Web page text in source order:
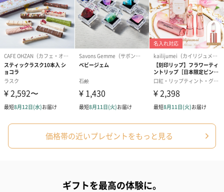
価格帯の近いプレゼントをもっと見る
ギフトを最高の体験に。